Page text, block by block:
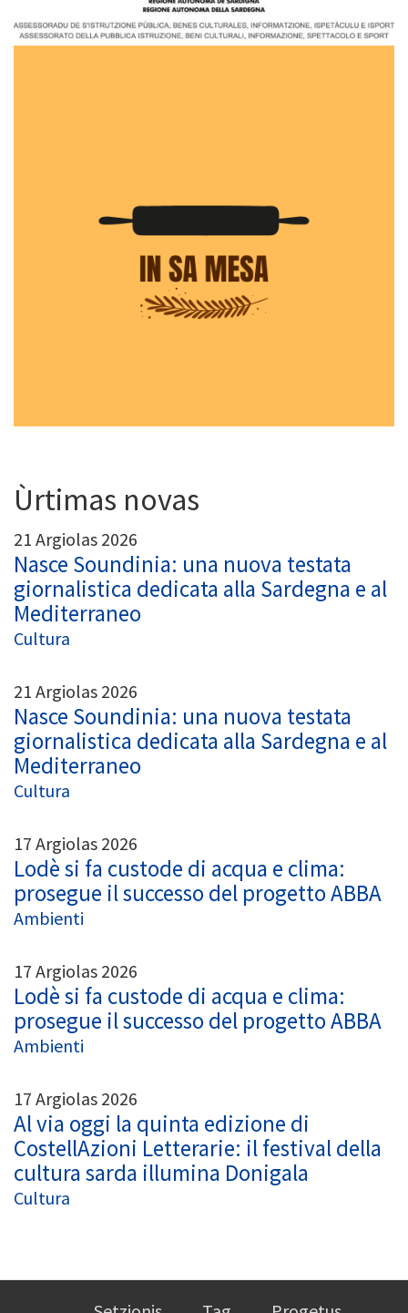
Ùrtimas novas
21 Argiolas 2026
Nasce Soundinia: una nuova testata
giornalistica dedicata alla Sardegna e al
Mediterraneo
Cultura
21 Argiolas 2026
Nasce Soundinia: una nuova testata
giornalistica dedicata alla Sardegna e al
Mediterraneo
Cultura
17 Argiolas 2026
Lodè si fa custode di acqua e clima:
prosegue il successo del progetto ABBA
Ambienti
17 Argiolas 2026
Lodè si fa custode di acqua e clima:
prosegue il successo del progetto ABBA
Ambienti
17 Argiolas 2026
Al via oggi la quinta edizione di
CostellAzioni Letterarie: il festival della
cultura sarda illumina Donigala
Cultura